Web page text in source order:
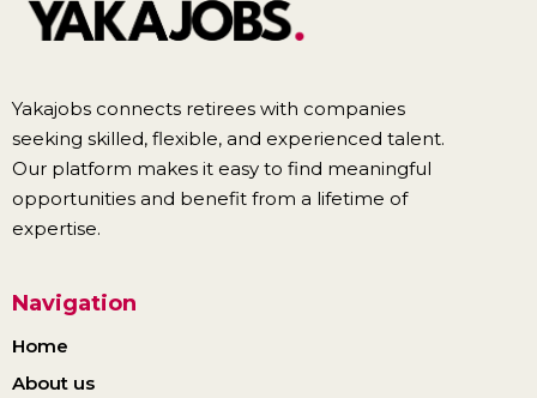
Yakajobs connects retirees with companies
seeking skilled, flexible, and experienced talent.
Our platform makes it easy to find meaningful
opportunities and benefit from a lifetime of
expertise.
Navigation
Home
About us